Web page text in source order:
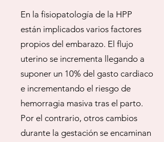
En la fisiopatología de la HPP
están implicados varios factores
propios del embarazo. El flujo
uterino se incrementa llegando a
suponer un 10% del gasto cardiaco
e incrementando el riesgo de
hemorragia masiva tras el parto.
Por el contrario, otros cambios
durante la gestación se encaminan